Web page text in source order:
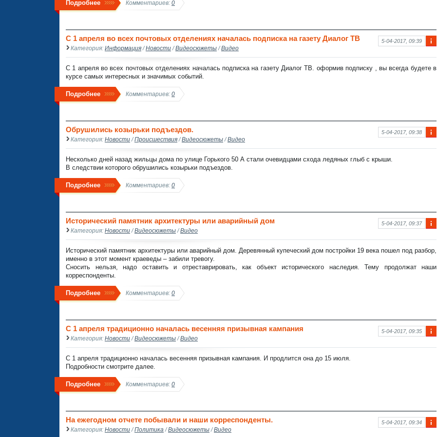
Подробнее Комментариев: 0
фо
аци
5-04-2017, 09:39
С 1 апреля во всех почтовых отделениях началась подписка на газету Диалог ТВ
Категория: Информация /Новости /Видеосюжеты /Видео
С 1 апреля во всех почтовых отделениях началась подписка на газету Диалог ТВ. оформив подписку , вы всегда будете в
курсе самых интересных и значимых событий.
Подробнее Комментариев: 0
фо
5-04-2017, 09:38
Обрушились козырьки подъездов.
Категория: Новости /Происшествия /Видеосюжеты /Видео
Несколько дней назад жильцы дома по улице Горького 50 А стали очевидцами схода ледяных глыб с крыши.
В следствии которого обрушились козырьки подъездов.
Подробнее Комментариев: 0
фо
рм
аци
нов
5-04-2017, 09:37
Исторический памятник архитектуры или аварийный дом
Категория: Новости /Видеосюжеты /Видео
Исторический памятник архитектуры или аварийный дом. Деревянный купеческий дом постройки 19 века пошел под разбор,
именно в этот момент краеведы – забили тревогу.
Сносить нельзя, надо оставить и отреставрировать, как объект исторического наследия. Тему продолжат наши
корреспонденты.
Подробнее Комментариев: 0
фо
5-04-2017, 09:35
С 1 апреля традиционно началась весенняя призывная кампания
Категория: Новости /Видеосюжеты /Видео
С 1 апреля традиционно началась весенняя призывная кампания. И продлится она до 15 июля.
Подробности смотрите далее.
Подробнее Комментариев: 0
5-04-2017, 09:34
На ежегодном отчете побывали и наши корреспонденты.
Категория: Новости /Политика /Видеосюжеты /Видео